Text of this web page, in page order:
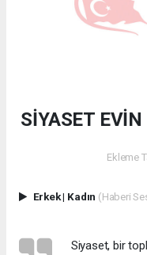
SİYASET
Ekleme
Erkek| Kadın (Haberi
Siyaset, bir